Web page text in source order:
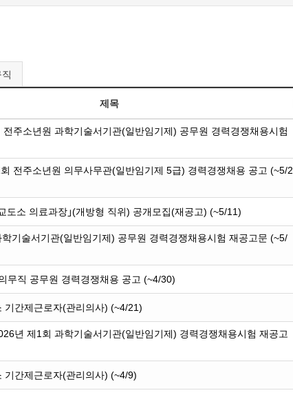
제목
전주소년원 과학기술서기관(일반임기제) 공무원 경력경쟁채용시험
전주소년원 의무사무관(일반임기제 5급) 경력경쟁채용 공고 (~5/2
도소 의료과장｣(개방형 직위) 공개모집(재공고) (~5/11)
기술서기관(일반임기제) 공무원 경력경쟁채용시험 재공고문 (~5/
무직 공무원 경력경쟁채용 공고 (~4/30)
기간제근로자(관리의사) (~4/21)
년 제1회 과학기술서기관(일반임기제) 경력경쟁채용시험 재공고
기간제근로자(관리의사) (~4/9)